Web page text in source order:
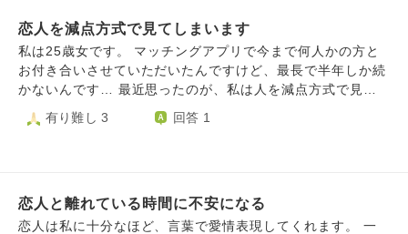
でした。 見た目を好きって、相手の性格がどんなに悪かろ
うが良かろうが関係ないということですよね。 . 見た目やお
金で補填できてしまう恋愛感情に良いイメージが湧きませ
ん。 周りは皆、「見た目が一番好きと言われたら嬉しい」
と言う人ばかりですが、その感情が理解できません。 . です
が、傲慢かもしれませんが、純粋に人柄も知ろうとして好い
をここまで読んでくださって、誠にありがとうございます。
何卒よろしくお願いいたします。
いたそうです。気の強い女の子には馬のレバーと陰で呼んだ
り、男はムラムラするから一人の男の子をムラムラと勝手に
呼ぶ人だったと後で聞きました。自分は良い人と結婚したい
と突き通してもその男の子に邪魔されずに良い結婚ができる
気がして怖いです。
恋人を減点方式で見てしまいます
私は25歳女です。 マッチングアプリで今まで何人かの方と
お付き合いさせていただいたんですけど、最長で半年しか続
かないんです… 最近思ったのが、私は人を減点方式で見て
しまってるんじゃないか？っていうことです。人の嫌なとこ
ろばっかり目についてしまうというか…そんな自分がとても
安になります。全ては私が努力できてないせいだと自覚して
るんですが、、 長く関係を続けていく上で、減点方式をと
有り難し 3 回答 1
恋人と離れている時間に不安になる
恋人は私に十分なほど、言葉で愛情表現してくれます。 一